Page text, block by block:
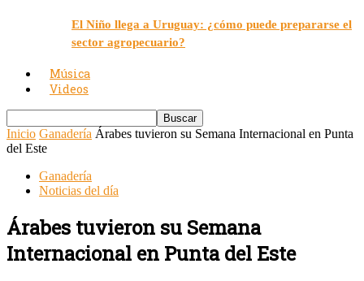
El Niño llega a Uruguay: ¿cómo puede prepararse el
sector agropecuario?
Música
Videos
Inicio Ganadería Árabes tuvieron su Semana Internacional en Punta
del Este
Ganadería
Noticias del día
Árabes tuvieron su Semana
Internacional en Punta del Este